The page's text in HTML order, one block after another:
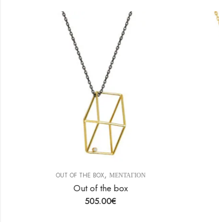
OUT OF THE BOX,ΜΕΝΤΑΓΙΟΝ
Out of the box
505.00€